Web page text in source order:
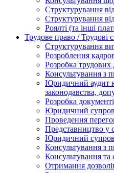
Структурування
Структурування
Роялті (та інші
Трудове право / Трудові
Cтруктурування
Розроблення
Розробка трудових
Консультування з
Юридичний аудит
законодавства,
Розробка
Юридичний
Проведення
Представництво у
Юридичний
Консультування з
Консультування та
Отримання